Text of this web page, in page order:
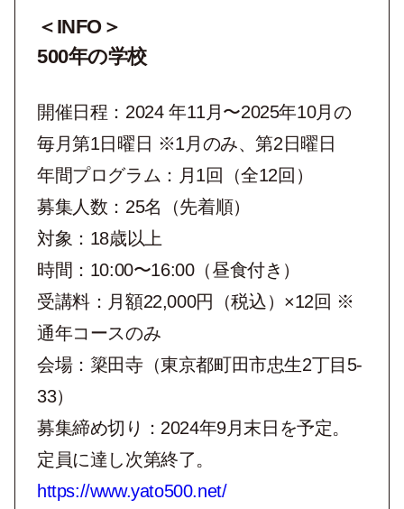
＜INFO＞
500年の学校
開催日程：2024 年11月〜2025年10月の
毎月第1日曜日 ※1月のみ、第2日曜日
年間プログラム：月1回（全12回）
募集人数：25名（先着順）
対象：18歳以上
時間：10:00〜16:00（昼食付き）
受講料：月額22,000円（税込）×12回 ※
通年コースのみ
会場：簗田寺（東京都町田市忠生2丁目5-
33）
募集締め切り：2024年9月末日を予定。
定員に達し次第終了。
https://www.yato500.net/